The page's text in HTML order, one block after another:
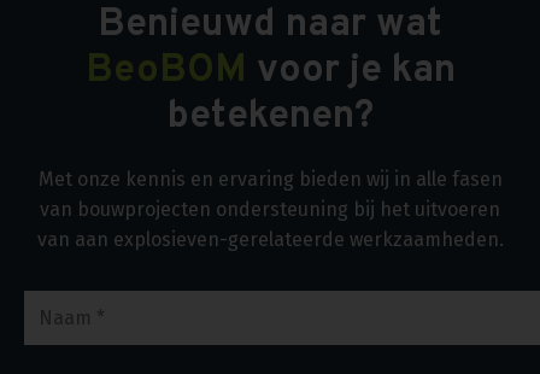
Benieuwd naar wat
BeoBOM voor je kan
betekenen?
Met onze kennis en ervaring bieden wij in alle fasen
van bouwprojecten ondersteuning bij het uitvoeren
van aan explosieven-gerelateerde werkzaamheden.